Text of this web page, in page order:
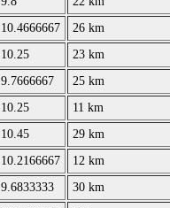
10.4666667
26 km
10.25
23 km
9.7666667
25 km
10.25
11 km
10.45
29 km
10.2166667
12 km
9.6833333
30 km